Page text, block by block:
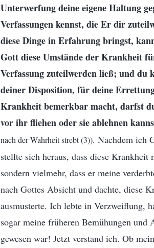
Unterwerfung deine eigene Haltung
Verfassungen kennst, die Er dir
diese Dinge in Erfahrung bringst,
Gott diese Umstände der Krankheit
Verfassung zuteilwerden ließ; und du
deiner Disposition, für deine
Krankheit bemerkbar macht, darfst
vor ihr fliehen oder sie ablehnen
nach der Wahrheit strebt (3)). Nachdem ich
stellte sich heraus, dass diese
sondern vielmehr, dass er meine
nach Gottes Absicht und dachte, diese
ausmusterte. Ich lebte in Verzweiflung,
sogar meine früheren Bemühungen
gewesen war! Jetzt verstand ich. Ob